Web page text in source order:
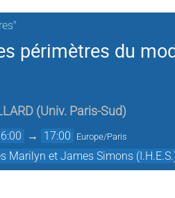
périmètres du
(Univ. Paris-Sud)
→ 17:00 Europe/Paris
Marilyn et James Simons